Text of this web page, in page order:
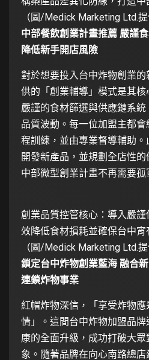
（圖/Medick Marketing Ltd.提
中部餐飲創業計畫推薦 嚴謹
降低新手開店風險
對於想要投入台中炸物創業
供的「創業輔導」模式是其
嚴謹的食材篩選與供應鏈系
品質波動。每一位加盟主都
程訓練，並由專業督導輔助
開發新產品，並規劃全店性
中部微型創業計畫不再需要孤
創業品質控管核心：導入嚴
效降低食材損耗並確保台中
（圖/Medick Marketing Ltd.提
鎖定台中炸物創業藍海 融合
連鎖炸物事業
紅帽炸物深信，「享受炸物
情」。這間台中炸物加盟品
康的全面升級，成功打破大
象。隨著品牌在向心南路總